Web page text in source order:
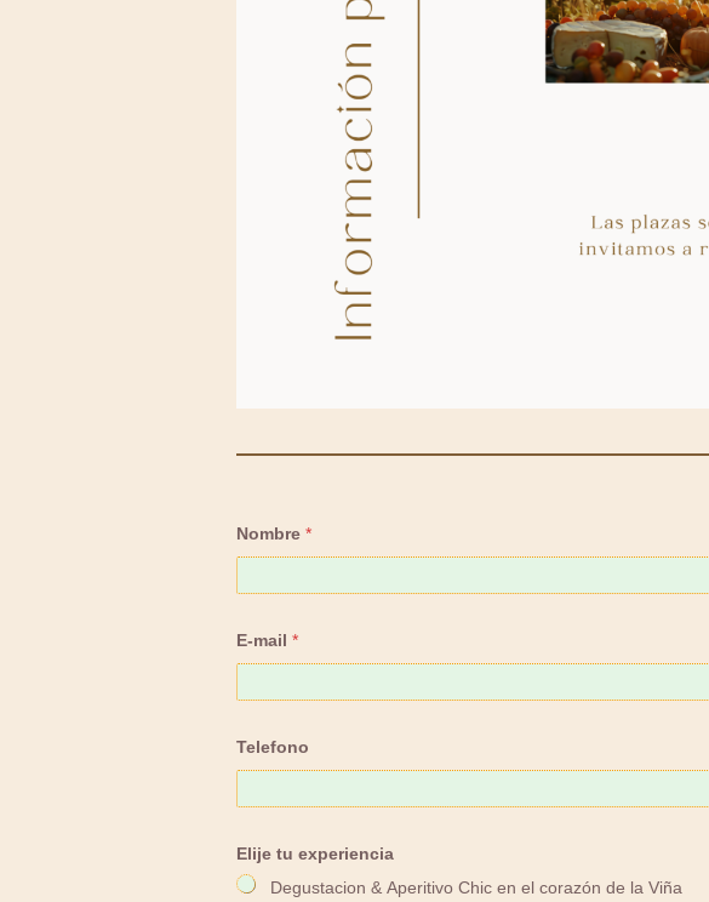
u
m
r
T
e
e
o
n
ñ
o
s
Nombre*
E-mail*
Telefono
Elije tu experiencia
Degustacion & Aperitivo Chic en el corazón de la Viña